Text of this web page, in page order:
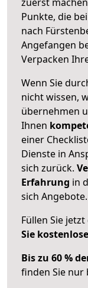
Punkte, die
nach
Angefangen
Verpacken
Wenn Sie
nicht wissen,
übernehmen
Ihnen
einer
Dienste in
sich zurück.
Erfahrung in
sich Angebote.
Füllen Sie
Sie
Bis zu 60 %
finden Sie nur